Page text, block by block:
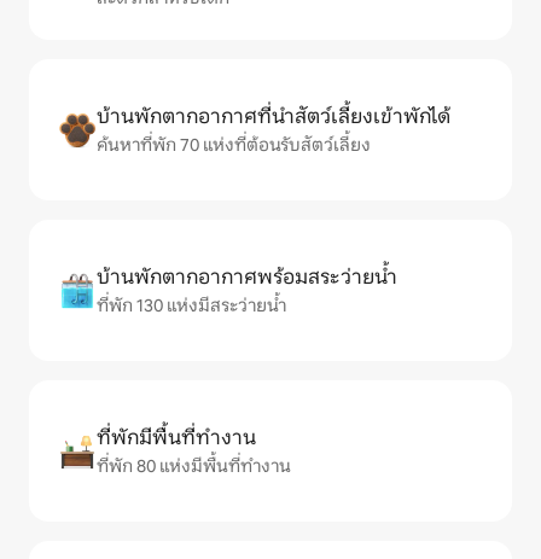
บ้านพักตากอากาศที่นำสัตว์เลี้ยงเข้าพักได้
ค้นหาที่พัก 70 แห่งที่ต้อนรับสัตว์เลี้ยง
บ้านพักตากอากาศพร้อมสระว่ายน้ำ
ที่พัก 130 แห่งมีสระว่ายน้ำ
ที่พักมีพื้นที่ทำงาน
ที่พัก 80 แห่งมีพื้นที่ทำงาน